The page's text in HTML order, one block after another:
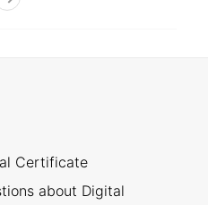
Certificate
about Digital